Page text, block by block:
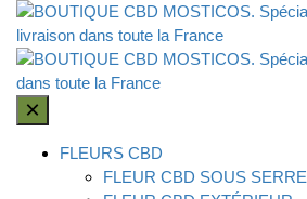
×
FLEURS CBD
FLEUR CBD SOUS SERRE